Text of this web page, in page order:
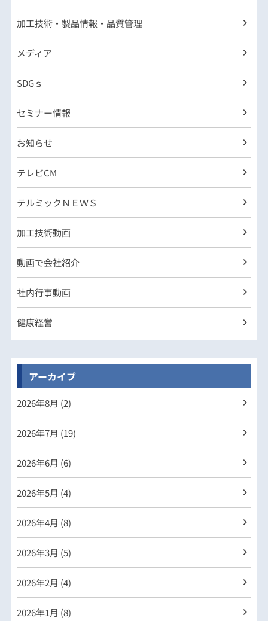
加工技術・製品情報・品質管理
メディア
SDGｓ
セミナー情報
お知らせ
テレビCM
テルミックＮＥＷＳ
加工技術動画
動画で会社紹介
社内行事動画
健康経営
アーカイブ
2026年8月 (2)
2026年7月 (19)
2026年6月 (6)
2026年5月 (4)
2026年4月 (8)
2026年3月 (5)
2026年2月 (4)
2026年1月 (8)